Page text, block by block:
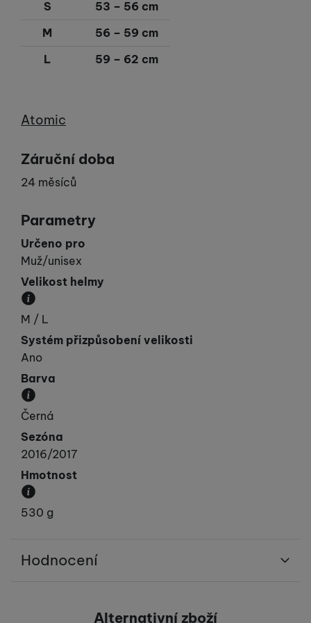
S
53 – 56 cm
M
56 – 59 cm
L
59 – 62 cm
Výrobce
Atomic
Záruční doba
24 měsíců
Parametry
Určeno pro
Muž/unisex
Velikost helmy
Obvod hlavy v cm.
M / L
Systém přizpůsobení velikosti
Ano
Barva
Převládající barva výrobku.
Černá
Sezóna
2016/2017
Hmotnost
Váha produktu.
530 g
Hodnocení
Alternativní zboží